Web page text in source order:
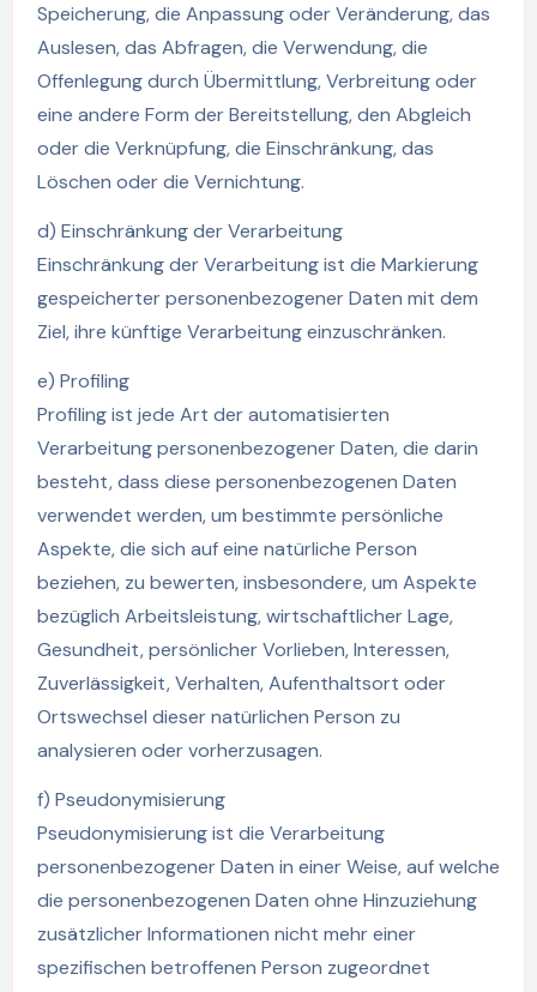
Speicherung, die Anpassung oder Veränderung, das
Auslesen, das Abfragen, die Verwendung, die
Offenlegung durch Übermittlung, Verbreitung oder
eine andere Form der Bereitstellung, den Abgleich
oder die Verknüpfung, die Einschränkung, das
Löschen oder die Vernichtung.
d) Einschränkung der Verarbeitung
Einschränkung der Verarbeitung ist die Markierung
gespeicherter personenbezogener Daten mit dem
Ziel, ihre künftige Verarbeitung einzuschränken.
e) Profiling
Profiling ist jede Art der automatisierten
Verarbeitung personenbezogener Daten, die darin
besteht, dass diese personenbezogenen Daten
verwendet werden, um bestimmte persönliche
Aspekte, die sich auf eine natürliche Person
beziehen, zu bewerten, insbesondere, um Aspekte
bezüglich Arbeitsleistung, wirtschaftlicher Lage,
Gesundheit, persönlicher Vorlieben, Interessen,
Zuverlässigkeit, Verhalten, Aufenthaltsort oder
Ortswechsel dieser natürlichen Person zu
analysieren oder vorherzusagen.
f) Pseudonymisierung
Pseudonymisierung ist die Verarbeitung
personenbezogener Daten in einer Weise, auf welche
die personenbezogenen Daten ohne Hinzuziehung
zusätzlicher Informationen nicht mehr einer
spezifischen betroffenen Person zugeordnet